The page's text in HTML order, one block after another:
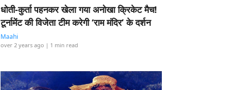
धोती-कुर्ता पहनकर खेला गया अनोखा क्रिकेट मैच!
टूर्नामेंट की विजेता टीम करेगी ‘राम मंदिर’ के दर्शन
Maahi
over 2 years ago | 1 min read